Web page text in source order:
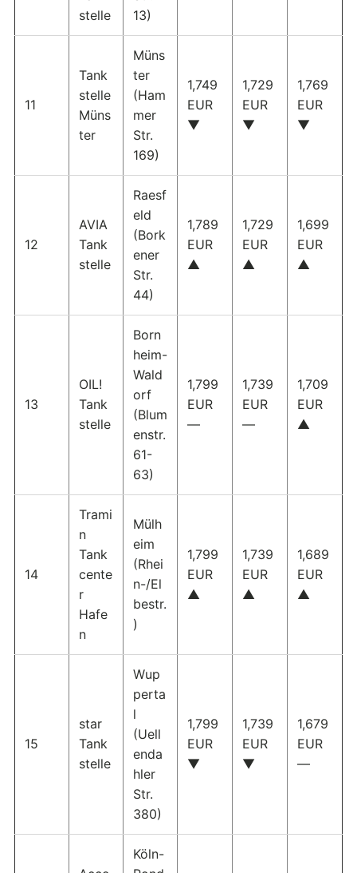
stelle
13)
11
Tank
stelle
Müns
ter
Müns
ter
(Ham
mer
Str.
169)
1,749
EUR
▼
1,729
EUR
▼
1,769
EUR
▼
12
AVIA
Tank
stelle
Raesf
eld
(Bork
ener
Str.
44)
1,789
EUR
▲
1,729
EUR
▲
1,699
EUR
▲
13
OIL!
Tank
stelle
Born
heim-
Wald
orf
(Blum
enstr.
61-
63)
1,799
EUR
—
1,739
EUR
—
1,709
EUR
▲
14
Trami
n
Tank
cente
r
Hafe
n
Mülh
eim
(Rhei
n-/El
bestr.
)
1,799
EUR
▲
1,739
EUR
▲
1,689
EUR
▲
15
star
Tank
stelle
Wup
perta
l
(Uell
enda
hler
Str.
380)
1,799
EUR
▼
1,739
EUR
▼
1,679
EUR
—
Köln-